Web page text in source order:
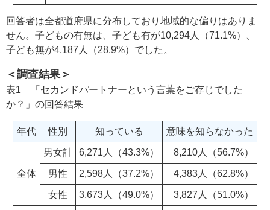
回答者は全都道府県に分布しており地域的な偏りはありま
せん。子どもの有無は、子ども有が10,294人（71.1%）、
子ども無が4,187人（28.9%）でした。
＜調査結果＞
表1 「セカンドパートナーという言葉をご存じでした
か？」の回答結果
年代 性別 知っている 意味を知らなかった
全体
男女計 6,271人（43.3%） 8,210人（56.7%）
男性 2,598人（37.2%） 4,383人（62.8%）
女性 3,673人（49.0%） 3,827人（51.0%）